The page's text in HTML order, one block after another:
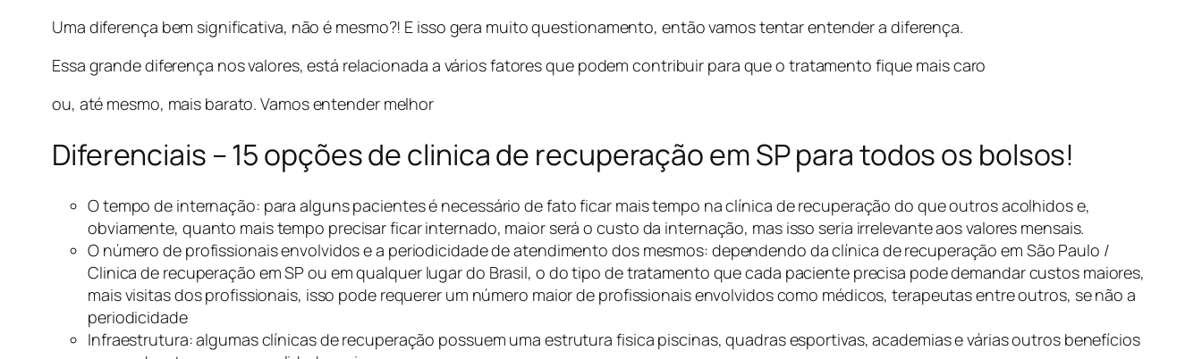
Uma diferença bem significativa, não é mesmo?! E isso gera muito questionamento, então vamos tentar entender a diferença.
Essa grande diferença nos valores, está relacionada a vários fatores que podem contribuir para que o tratamento fique mais caro
ou, até mesmo, mais barato. Vamos entender melhor
Diferenciais – 15 opções de clinica de recuperação em SP para todos os bolsos!
O tempo de internação: para alguns pacientes é necessário de fato ficar mais tempo na clínica de recuperação do que outros acolhidos e,
obviamente, quanto mais tempo precisar ficar internado, maior será o custo da internação, mas isso seria irrelevante aos valores mensais.
O número de profissionais envolvidos e a periodicidade de atendimento dos mesmos: dependendo da clínica de recuperação em São Paulo /
Clinica de recuperação em SP ou em qualquer lugar do Brasil, o do tipo de tratamento que cada paciente precisa pode demandar custos maiores,
mais visitas dos profissionais, isso pode requerer um número maior de profissionais envolvidos como médicos, terapeutas entre outros, se não a
periodicidade
Infraestrutura: algumas clínicas de recuperação possuem uma estrutura fisica piscinas, quadras esportivas, academias e várias outros benefícios